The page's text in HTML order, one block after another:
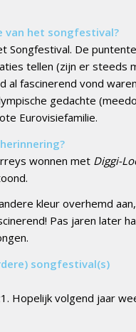
van het songfestival?
Songfestival. De
tellen (zijn er
al fascinerend vond
gedachte
Eurovisiefamilie.
wonnen met Diggi-
kleur overhemd
Pas jaren later
songfestival(s)
Hopelijk volgend jaar